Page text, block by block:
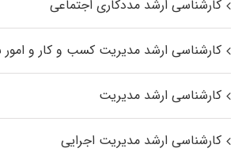
کارشناسی ارشد مددکاری اجتماعی
کارشناسی ارشد مدیریت کسب و کار و
کارشناسی ارشد مدیریت
کارشناسی ارشد مدیریت اجرایی